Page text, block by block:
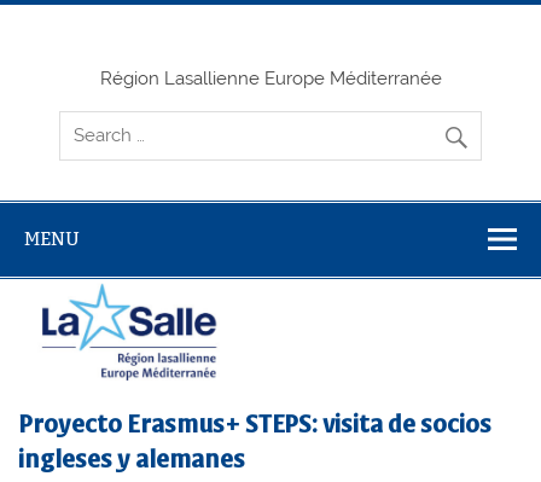
Skip
Région Lasallienne Europe Méditerranée
MENU
Proyecto Erasmus+ STEPS: visita de socios
ingleses y alemanes